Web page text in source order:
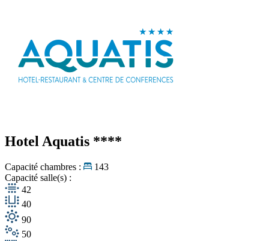
Hotel Aquatis ****
Capacité chambres :
143
Capacité salle(s) :
42
40
90
50